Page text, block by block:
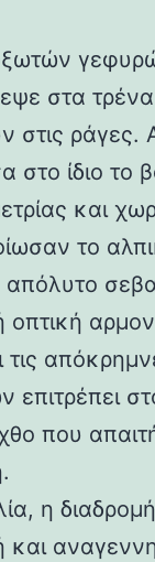
στα
ράγες.
στο ίδιο το
και
το
τις
που
η